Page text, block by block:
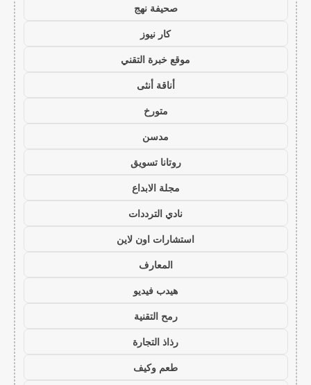
صحيفة نهج
كار نيوز
موقع خبرة التقني
أناقة أنثى
متورخ
مدسن
روتانا تسويق
مجلة الابداع
نادي الترددات
استشارات اون لاين
المعارف
هيدب فيديو
رمح التقنية
رذاذ التجارة
طعم وكيف